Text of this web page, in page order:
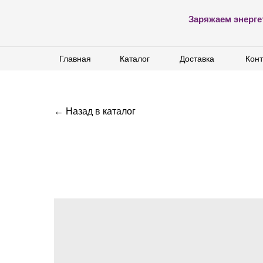
Заряжаем
Доставка
Каталог
Главная Доставка
Каталог
Главная
← Назад в каталог